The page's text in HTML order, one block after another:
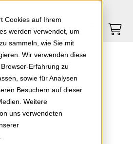
Cookies auf Ihrem
werden verwendet, um
sammeln, wie Sie mit
Wir verwenden diese
Erfahrung zu
sowie für Analysen
Besuchern auf dieser
Weitere
uns verwendeten
Springe zum Footer
0